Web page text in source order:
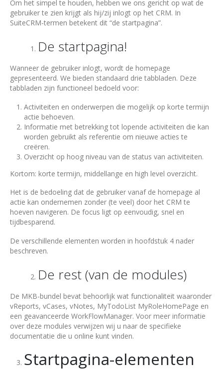
Om het simpel te houden, hebben we ons gericht op wat de
gebruiker te zien krijgt als hij/zij inlogt op het CRM. In
SuiteCRM-termen betekent dit “de startpagina”.
De startpagina!
Wanneer de gebruiker inlogt, wordt de homepage
gepresenteerd. We bieden standaard drie tabbladen. Deze
tabbladen zijn functioneel bedoeld voor:
Activiteiten en onderwerpen die mogelijk op korte termijn
actie behoeven.
Informatie met betrekking tot lopende activiteiten die kan
worden gebruikt als referentie om nieuwe acties te
creëren.
Overzicht op hoog niveau van de status van activiteiten.
Kortom: korte termijn, middellange en high level overzicht.
Het is de bedoeling dat de gebruiker vanaf de homepage al
actie kan ondernemen zonder (te veel) door het CRM te
hoeven navigeren. De focus ligt op eenvoudig, snel en
tijdbesparend.
De verschillende elementen worden in hoofdstuk 4 nader
beschreven.
De rest (van de modules)
De MKB-bundel bevat behoorlijk wat functionaliteit waaronder
vReports, vCases, vNotes, MyTodoList MyRoleHomePage en
een geavanceerde WorkFlowManager. Voor meer informatie
over deze modules verwijzen wij u naar de specifieke
documentatie die u online kunt vinden.
Startpagina-elementen